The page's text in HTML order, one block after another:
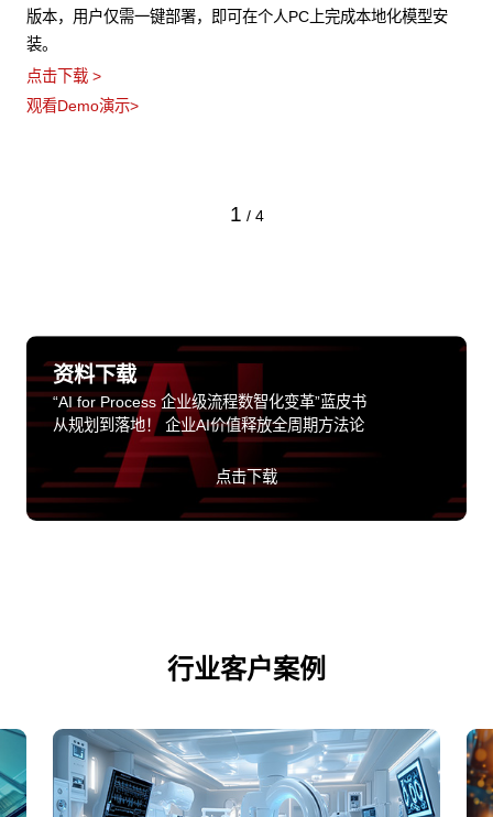
版本，用户仅需一键部署，即可在个人PC上完成本地化模型安
装。
点击下载 >
观看Demo演示>
1 / 4
资料下载
“AI for Process 企业级流程数智化变革”蓝皮书
从规划到落地！ 企业AI价值释放全周期方法论
点击下载
行业客户案例